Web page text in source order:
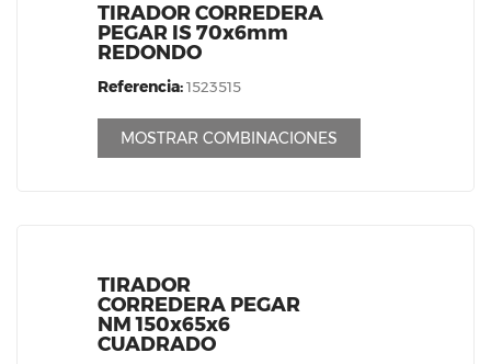
TIRADOR CORREDERA
PEGAR IS 70x6mm
REDONDO
Referencia:1523515
MOSTRAR COMBINACIONES
TIRADOR
CORREDERA PEGAR
NM 150x65x6
CUADRADO